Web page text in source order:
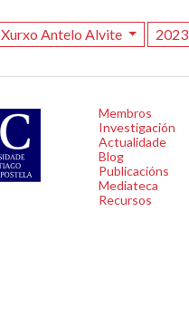
Xurxo Antelo Alvite 2023
Membros
Investigación
Actualidade
Blog
Publicacións
Mediateca
Recursos